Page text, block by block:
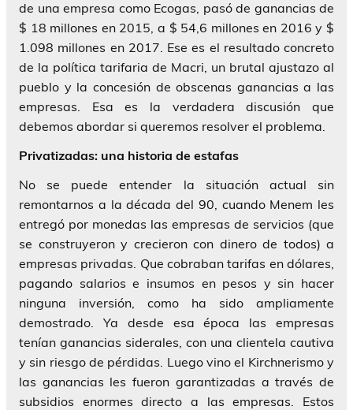
de una empresa como Ecogas, pasó de ganancias de
$ 18 millones en 2015, a $ 54,6 millones en 2016 y $
1.098 millones en 2017. Ese es el resultado concreto
de la política tarifaria de Macri, un brutal ajustazo al
pueblo y la concesión de obscenas ganancias a las
empresas. Esa es la verdadera discusión que
debemos abordar si queremos resolver el problema.
Privatizadas: una historia de estafas
No se puede entender la situación actual sin
remontarnos a la década del 90, cuando Menem les
entregó por monedas las empresas de servicios (que
se construyeron y crecieron con dinero de todos) a
empresas privadas. Que cobraban tarifas en dólares,
pagando salarios e insumos en pesos y sin hacer
ninguna inversión, como ha sido ampliamente
demostrado. Ya desde esa época las empresas
tenían ganancias siderales, con una clientela cautiva
y sin riesgo de pérdidas. Luego vino el Kirchnerismo y
las ganancias les fueron garantizadas a través de
subsidios enormes directo a las empresas. Estos